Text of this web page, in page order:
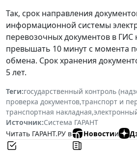
Так, срок направления
информационной системы
перевозочных документов в ГИС
превышать 10 минут с момента
обмена. Срок хранения
5 лет.
Теги:государственный контроль
проверка документов,транспорт и
транспортная накладная,
Источник:Система ГАРАНТ
Читать ГАРАНТ.РУ в
Новостии